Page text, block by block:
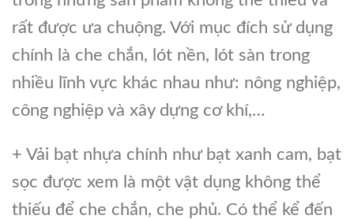
rất được ưa chuộng. Với mục đích sử dụng
chính là che chắn, lót nền, lót sàn trong
nhiều lĩnh vực khác nhau như: nông nghiệp,
công nghiệp và xây dựng cơ khí,…
+ Vải bạt nhựa chính như bạt xanh cam, bạt
sọc được xem là một vật dụng không thể
thiếu để che chắn, che phủ. Có thể kể đến